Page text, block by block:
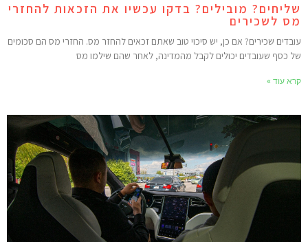
מובילים? בדקו עכשיו את הזכאות להחזרי
לשכירים
שכירים? אם כן, יש סיכוי טוב שאתם זכאים להחזר מס. החזרי מס הם סכומים
כסף שעובדים יכולים לקבל מהמדינה, לאחר שהם שילמו מס
עוד »